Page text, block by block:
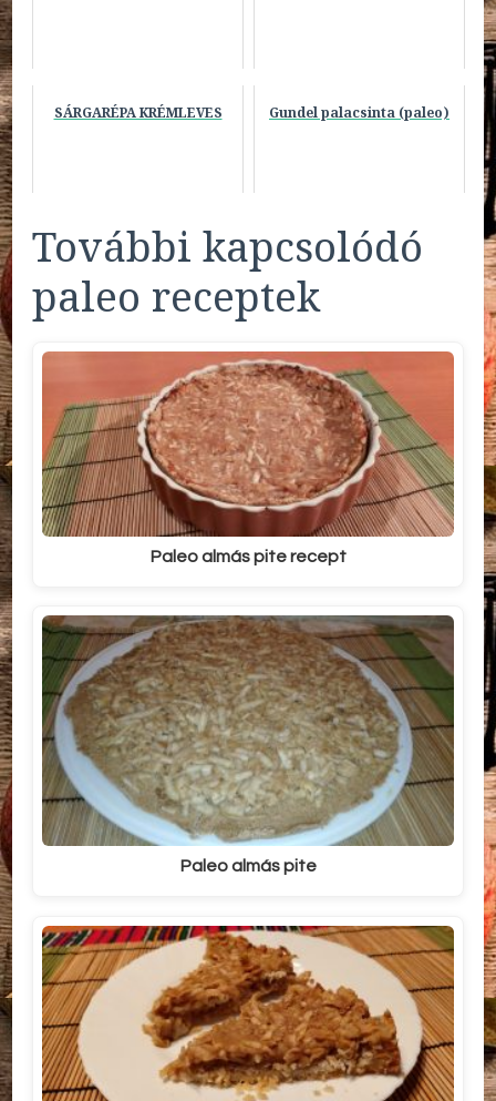
SÁRGARÉPA KRÉMLEVES Gundel palacsinta (paleo)
További kapcsolódó
paleo receptek
Paleo almás pite recept
Paleo almás pite